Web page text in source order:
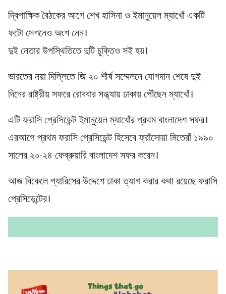
দ্বিপাক্ষিক বৈঠকের আগে শেখ হাসিনা ও ইমানুয়েল ম্যাখোঁ একটি
ফটো সেশনেও অংশ নেন।
দুই নেতার উপস্থিতিতে দুটি চুক্তিও সই হয়।
ভারতের নয়া দিল্লিতে জি-২০ শীর্ষ সম্মেলনে যোগদান শেষে দুই
দিনের রাষ্ট্রীয় সফরে রোববার সন্ধ্যায় ঢাকায় পৌঁছেন ম্যাখোঁ।
এটি ফরাসি প্রেসিডেন্ট ইমানুয়েল ম্যাখোঁর প্রথম বাংলাদেশ সফর।
এরআগে প্রথম ফরাসি প্রেসিডেন্ট হিসেবে ফ্রাঁসোয়া মিতেরাঁ ১৯৯০
সালের ২০-২৪ ফেব্রুয়ারি বাংলাদেশ সফর করেন।
আজ বিকেলে প্যারিসের উদ্দেশে ঢাকা ত্যাগ করার কথা রয়েছে ফরাসি
প্রেসিডেন্টের।